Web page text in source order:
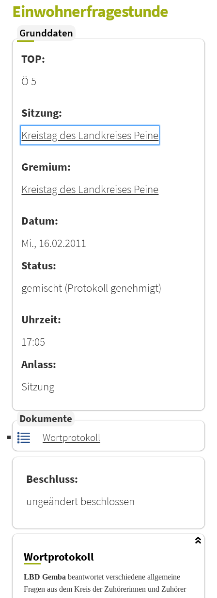
Einwohnerfragestunde
Grunddaten
TOP:
Ö 5
Sitzung:
Kreistag des Landkreises Peine
Gremium:
Kreistag des Landkreises Peine
Datum:
Mi., 16.02.2011
Status:
gemischt (Protokoll genehmigt)
Uhrzeit:
17:05
Anlass:
Sitzung
Dokumente
Wortprotokoll
Beschluss:
ungeändert beschlossen
Wortprotokoll
LBD Gemba beantwortet verschiedene allgemeine
Fragen aus dem Kreis der Zuhörerinnen und Zuhörer